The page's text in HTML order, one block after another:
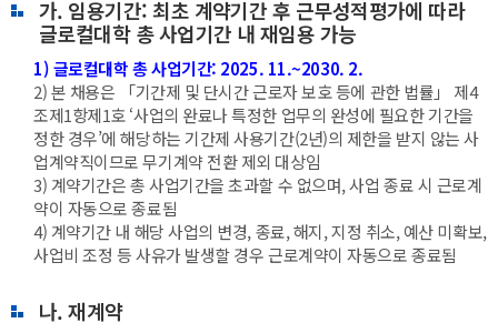
가. 임용기간: 최초 계약기간 후 근무성적평가에 따라
글로컬대학 총 사업기간 내 재임용 가능
1) 글로컬대학 총 사업기간: 2025. 11.~2030. 2.
2) 본 채용은 「기간제 및 단시간 근로자 보호 등에 관한 법률」 제4
조제1항제1호 ‘사업의 완료나 특정한 업무의 완성에 필요한 기간을
정한 경우’에 해당하는 기간제 사용기간(2년)의 제한을 받지 않는 사
업계약직이므로 무기계약 전환 제외 대상임
3) 계약기간은 총 사업기간을 초과할 수 없으며, 사업 종료 시 근로계
약이 자동으로 종료됨
4) 계약기간 내 해당 사업의 변경, 종료, 해지, 지정 취소, 예산 미확보,
사업비 조정 등 사유가 발생할 경우 근로계약이 자동으로 종료됨
나. 재계약